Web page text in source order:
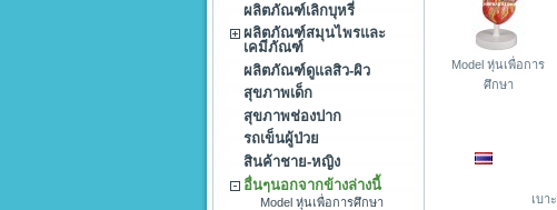
ผลิตภัณฑ์เลิกบุหรี่
ผลิตภัณฑ์สมุนไพรและ
เคมีภัณฑ์
ผลิตภัณฑ์ดูแลสิว-ผิว
สุขภาพเด็ก
สุขภาพช่องปาก
รถเข็นผู้ป่วย
สินค้าชาย-หญิง
อื่นๆนอกจากข้างล่างนี้
Model หุ่นเพื่อการศึกษา
Model หุ่นเพื่อการ
ศึกษา
เบาะ